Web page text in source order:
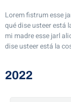
Lorem fistrum esse
qué dise usteer está
mi madre esse jarl
dise usteer está la
2022